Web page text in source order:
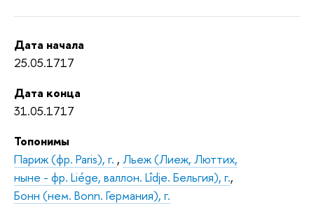
Дата начала
25.05.1717
Дата конца
31.05.1717
Топонимы
Париж (фр. Paris), г. , Льеж (Лиеж, Люттих,
ныне - фр. Liége, валлон. Lîdje. Бельгия), г.,
Бонн (нем. Bonn. Германия), г.